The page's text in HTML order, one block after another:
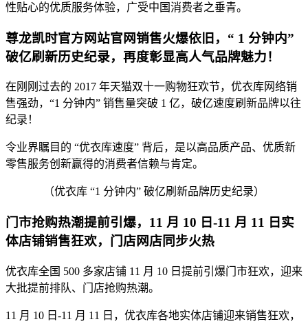
性贴心的优质服务体验，广受中国消费者之垂青。
尊龙凯时官方网站官网销售火爆依旧，“ 1 分钟内”
破亿刷新历史纪录，再度彰显高人气品牌魅力！
在刚刚过去的 2017 年天猫双十一购物狂欢节，优衣库网络销
售强劲，“1 分钟内” 销售量突破 1 亿，破亿速度刷新品牌以往
纪录！
令业界瞩目的 “优衣库速度” 背后，是以高品质产品、优质新
零售服务创新赢得的消费者信赖与肯定。
（优衣库 “1 分钟内” 破亿刷新品牌历史纪录）
门市抢购热潮提前引爆，11 月 10 日-11 月 11 日实
体店铺销售狂欢，门店网店同步火热
优衣库全国 500 多家店铺 11 月 10 日提前引爆门市狂欢，迎来
大批提前排队、门店抢购热潮。
11 月 10 日-11 月 11 日，优衣库各地实体店铺迎来销售狂欢，